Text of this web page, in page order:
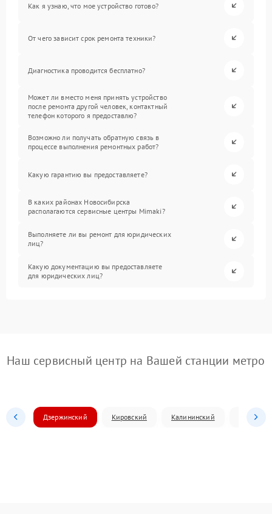
Как я узнаю, что мое устройство готово?
От чего зависит срок ремонта техники?
Диагностика проводится бесплатно?
Может ли вместо меня принять устройство
после ремонта другой человек, контактный
телефон которого я предоставлю?
Возможно ли получать обратную связь в
процессе выполнения ремонтных работ?
Какую гарантию вы предоставляете?
В каких районах Новосибирска
располагаются сервисные центры Mimaki?
Выполняете ли вы ремонт для юридических
лиц?
Какую документацию вы предоставляете
для юридических лиц?
Наш сервисный центр на Вашей станции метро
Дзержинский Кировский Калининский